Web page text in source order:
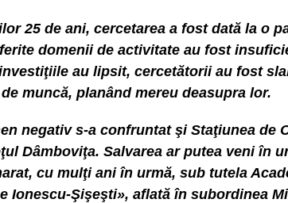
25 de ani, cercetarea a fost dată la o
domenii de activitate au fost
au lipsit, cercetătorii au fost
muncă, planând mereu deasupra lor.
negativ s-a confruntat şi Staţiunea de
Dâmboviţa. Salvarea ar putea veni în
cu mulţi ani în urmă, sub tutela
Ionescu-Şişeşti», aflată în subordinea